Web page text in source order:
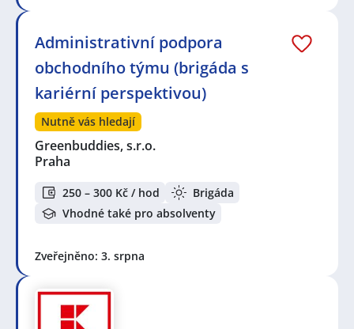
Administrativní podpora
obchodního týmu (brigáda s
kariérní perspektivou)
Nutně vás hledají
Greenbuddies, s.r.o.
Praha
250 – 300 Kč / hod
Brigáda
Vhodné také pro absolventy
Zveřejněno: 3. srpna